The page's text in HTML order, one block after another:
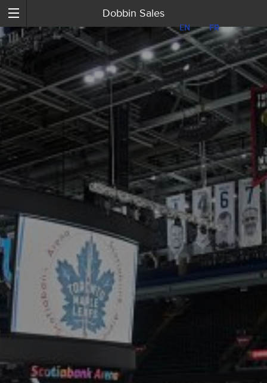
EN FR
Dobbin Sales
EN FR